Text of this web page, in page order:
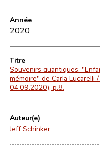
Année
2020
Titre
Souvenirs quantiques.
mémoire" de Carla Lucarelli
04.09.2020), p.8.
Auteur(e)
Jeff Schinker